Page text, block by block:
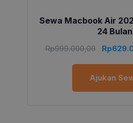
Sewa Macbook Air
24 Bulan
Rp999.000,00 Rp
Ajukan